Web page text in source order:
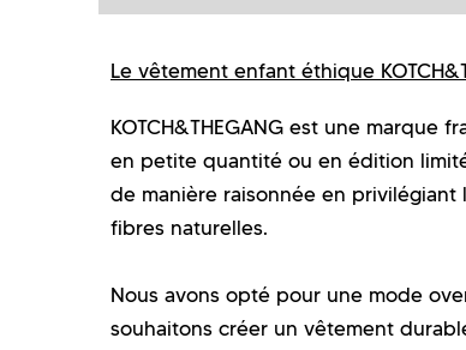
Le vêtement enfant éthique
KOTCH&THEGANG est une
en petite quantité ou en édition
de manière raisonnée en
fibres naturelles.
Nous avons opté pour une mode
souhaitons créer un vêtement